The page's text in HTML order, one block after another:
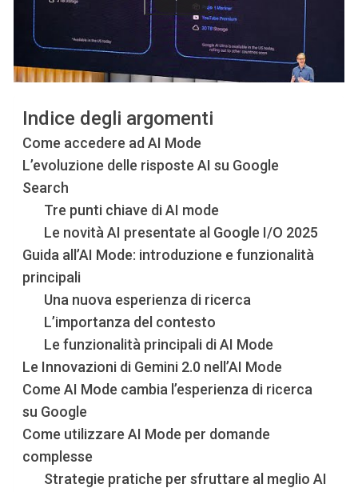
Indice degli argomenti
Come accedere ad AI Mode
L’evoluzione delle risposte AI su Google
Search
Tre punti chiave di AI mode
Le novità AI presentate al Google I/O 2025
Guida all’AI Mode: introduzione e funzionalità
principali
Una nuova esperienza di ricerca
L’importanza del contesto
Le funzionalità principali di AI Mode
Le Innovazioni di Gemini 2.0 nell’AI Mode
Come AI Mode cambia l’esperienza di ricerca
su Google
Come utilizzare AI Mode per domande
complesse
Strategie pratiche per sfruttare al meglio AI